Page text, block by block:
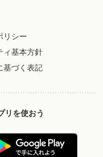
リシー
ィ基本方針
基づく表記
リを使おう